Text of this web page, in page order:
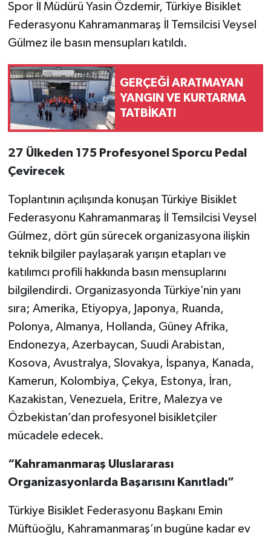
Spor İl Müdürü Yasin Özdemir, Türkiye Bisiklet
Federasyonu Kahramanmaraş İl Temsilcisi Veysel
Gülmez ile basın mensupları katıldı.
GERÇEĞİ ARATMAYAN
YANGIN VE KURTARMA
TATBİKATI
27 Ülkeden 175 Profesyonel Sporcu Pedal
Çevirecek
Toplantının açılışında konuşan Türkiye Bisiklet
Federasyonu Kahramanmaraş İl Temsilcisi Veysel
Gülmez, dört gün sürecek organizasyona ilişkin
teknik bilgiler paylaşarak yarışın etapları ve
katılımcı profili hakkında basın mensuplarını
bilgilendirdi. Organizasyonda Türkiye’nin yanı
sıra; Amerika, Etiyopya, Japonya, Ruanda,
Polonya, Almanya, Hollanda, Güney Afrika,
Endonezya, Azerbaycan, Suudi Arabistan,
Kosova, Avustralya, Slovakya, İspanya, Kanada,
Kamerun, Kolombiya, Çekya, Estonya, İran,
Kazakistan, Venezuela, Eritre, Malezya ve
Özbekistan’dan profesyonel bisikletçiler
mücadele edecek.
“Kahramanmaraş Uluslararası
Organizasyonlarda Başarısını Kanıtladı”
Türkiye Bisiklet Federasyonu Başkanı Emin
Müftüoğlu, Kahramanmaraş’ın bugüne kadar ev